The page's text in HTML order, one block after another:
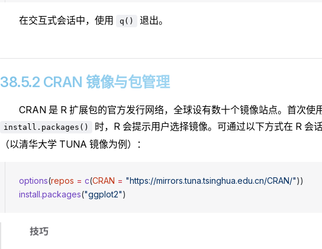
在交互式会话中，使用 q() 退出。
38.5.2 CRAN 镜像与包管理
CRAN 是 R 扩展包的官方发行网络，全球设有数十个镜像站点。首次使
install.packages()
时，R 会提示用户选择镜像。可通过以下方式在 R 会
（以清华大学 TUNA 镜像为例）：
options(repos = c(CRAN = "https://mirrors.tuna.tsinghua.edu.cn/CRAN/"))
install.packages("ggplot2")
技巧